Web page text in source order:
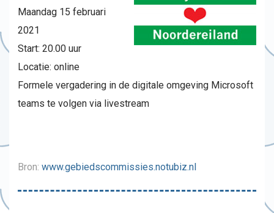
Maandag 15 februari
2021
Start: 20.00 uur
Locatie: online
Formele vergadering in de digitale omgeving Microsoft
teams te volgen via livestream
Bron: www.gebiedscommissies.notubiz.nl